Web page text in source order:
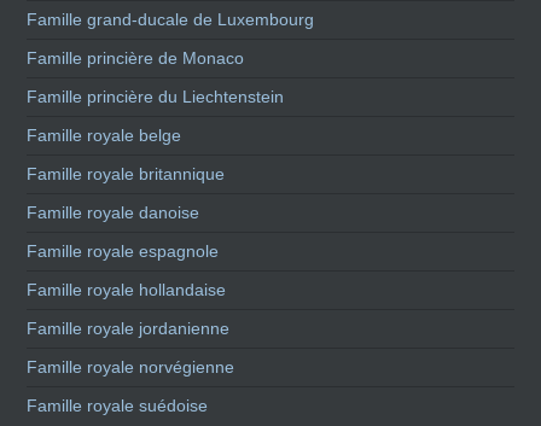
Famille grand-ducale de Luxembourg
Famille princière de Monaco
Famille princière du Liechtenstein
Famille royale belge
Famille royale britannique
Famille royale danoise
Famille royale espagnole
Famille royale hollandaise
Famille royale jordanienne
Famille royale norvégienne
Famille royale suédoise